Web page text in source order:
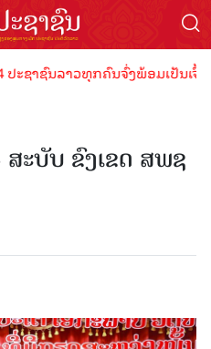
ຊາຊົນລາວທຸກຄົນຈົ່ງພ້ອມເປັນເຈົ້
ະບັບ ຂົງເຂດ ສພຊ